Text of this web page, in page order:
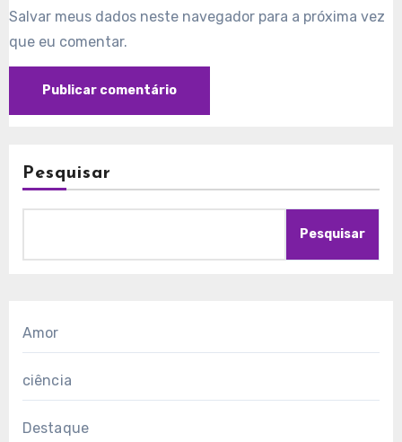
Salvar meus dados neste navegador para a próxima vez
que eu comentar.
Pesquisar
Pesquisar
Amor
ciência
Destaque